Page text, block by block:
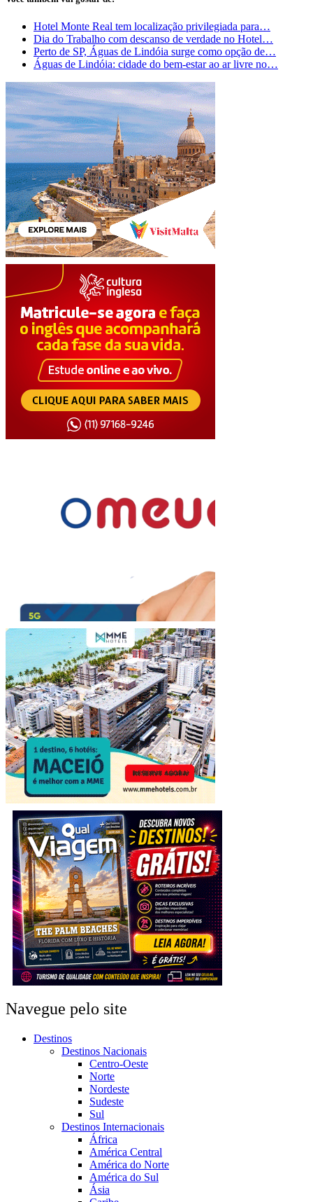
Hotel Monte Real tem localização privilegiada para…
Dia do Trabalho com descanso de verdade no Hotel…
Perto de SP, Águas de Lindóia surge como opção de…
Águas de Lindóia: cidade do bem-estar ao ar livre no…
Navegue pelo site
Destinos
Destinos Nacionais
Centro-Oeste
Norte
Nordeste
Sudeste
Sul
Destinos Internacionais
África
América Central
América do Norte
América do Sul
Ásia